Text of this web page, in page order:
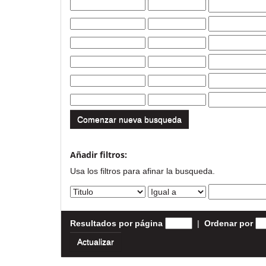
Comenzar nueva busqueda
Añadir filtros:
Usa los filtros para afinar la busqueda.
Resultados por página | Ordenar por